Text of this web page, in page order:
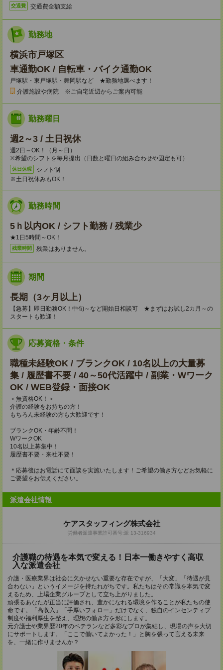
交通費 交通費全額支給
勤務地
横浜市戸塚区
車通勤OK / 自転車・バイク通勤OK
戸塚駅・東戸塚駅・舞岡駅など ★勤務地選べます！
介護施設や病院 ※ご自宅近辺からご案内可能
勤務曜日
週2～3 / 土日祝休
週2日～OK！（月～日）
※希望のシフトを毎月提出（日数と曜日の組み合わせや固定も可）
休日休暇
シフト制
※土日祝休みもOK！
勤務時間
5ｈ以内OK / シフト勤務 / 残業少
★1日5時間～OK！
残業時間 残業はありません。
期間
長期（3ヶ月以上）
【急募】即日勤務OK！中旬～など開始日相談可 ★まずはお試し2カ月～の
スタートも歓迎！
応募資格・条件
職種未経験OK / ブランクOK / 10名以上の大量募
集 / 履歴書不要 / 40～50代活躍中 / 副業・Wワーク
OK / WEB登録・面接OK
＜無資格OK！＞
介護の経験をお持ちの方！
もちろん未経験の方も大歓迎です！
ブランクOK・年齢不問！
WワークOK
10名以上募集中！
履歴書不要・来社不要！
＊応募後はお電話にて面談を実施いたします！ご希望の働き方などお気軽に
ご要望をお伝えください。
派遣会社情報
ケアスタッフィング株式会社
労働者派遣事業許可番号:派 13-316934
介護職の待遇を本気で変える！日本一働きやすく高収
入な派遣会社
介護・医療業界は社会に欠かせない重要な存在ですが、「大変」「待遇が見
合わない」というイメージを持たれがちです。私たちはその常識を本気で変
えるため、上場企業グループとして立ち上がりました。
頑張るあなたが正当に評価され、豊かになれる環境を作ることが私たちの使
命です。「高収入」「手厚いフォロー」だけでなく、独自のインセンティブ
制度や福利厚生を整え、理想の働き方を形にします。
元介護士や業界歴20年のベテランなど多彩なプロが集結し、現場の声を大切
にサポートします。「ここで働いてよかった！」と胸を張って言える未来
を、一緒に作りませんか？